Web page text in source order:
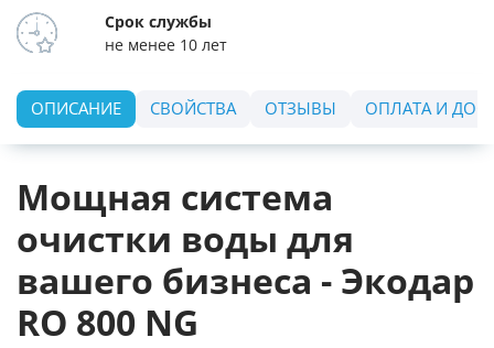
Срок службы
не менее 10 лет
ОПИСАНИЕ СВОЙСТВА ОТЗЫВЫ ОПЛАТА И
Мощная система
очистки воды для
вашего бизнеса - Экодар
RO 800 NG